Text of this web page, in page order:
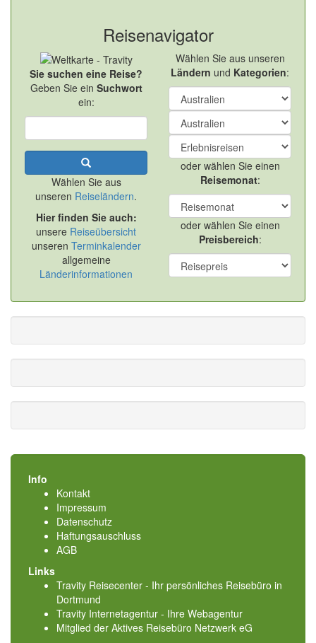
Reisenavigator
Sie suchen eine Reise?
Geben Sie ein Suchwort
ein:
Wählen Sie aus
unseren Reiseländern.
Hier finden Sie auch:
unsere Reiseübersicht
unseren Terminkalender
allgemeine
Länderinformationen
Wählen Sie aus unseren
Ländern und Kategorien:
oder wählen Sie einen
Reisemonat:
oder wählen Sie einen
Preisbereich:
Info
Kontakt
Impressum
Datenschutz
Haftungsauschluss
AGB
Links
Travity Reisecenter - Ihr persönliches Reisebüro in
Dortmund
Travity Internetagentur - Ihre Webagentur
Mitglied der Aktives Reisebüro Netzwerk eG